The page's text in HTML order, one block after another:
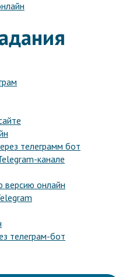
телеграмм бот
канале
версию онлайн
телеграм-бот